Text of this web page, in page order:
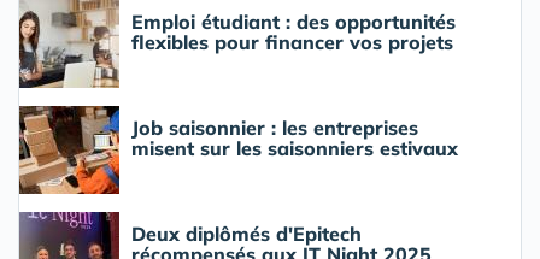
Emploi étudiant : des opportunités
flexibles pour financer vos projets
Job saisonnier : les entreprises
misent sur les saisonniers estivaux
Deux diplômés d'Epitech